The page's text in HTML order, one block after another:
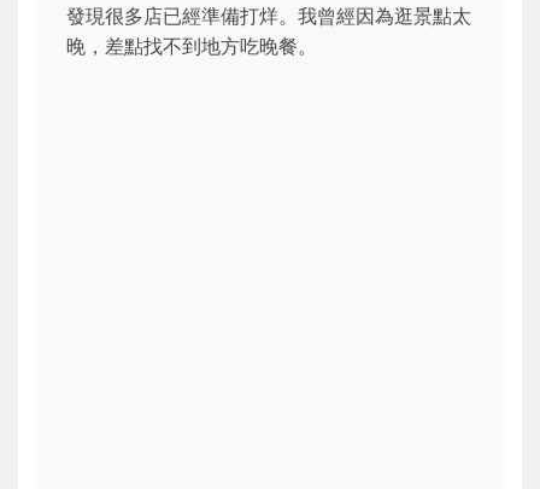
發現很多店已經準備打烊。我曾經因為逛景點太
晚，差點找不到地方吃晚餐。